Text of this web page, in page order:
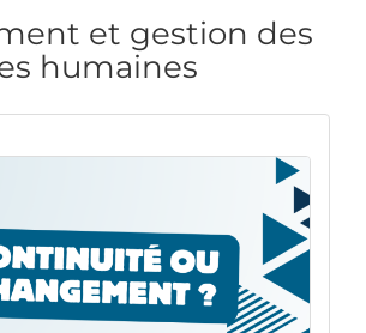
et gestion des
humaines